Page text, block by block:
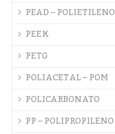
PEAD – POLIETILENO
PEEK
PETG
POLIACETAL – POM
POLICARBONATO
PP – POLIPROPILENO